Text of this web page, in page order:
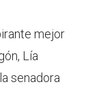
mejor
Lía
senadora